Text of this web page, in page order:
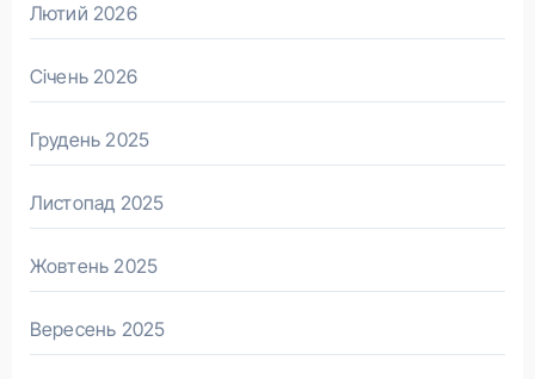
Лютий 2026
Січень 2026
Грудень 2025
Листопад 2025
Жовтень 2025
Вересень 2025